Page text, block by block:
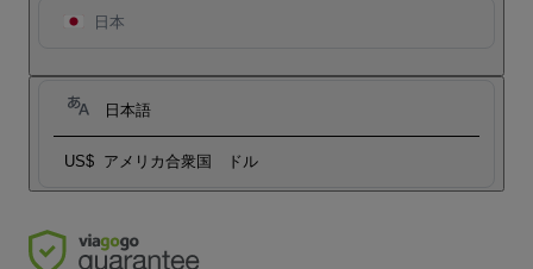
日本
日本語
US$ アメリカ合衆国 ドル